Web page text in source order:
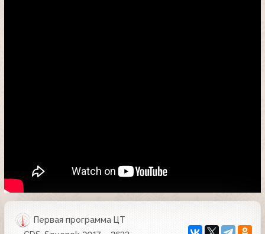
Первая программа ЦТ